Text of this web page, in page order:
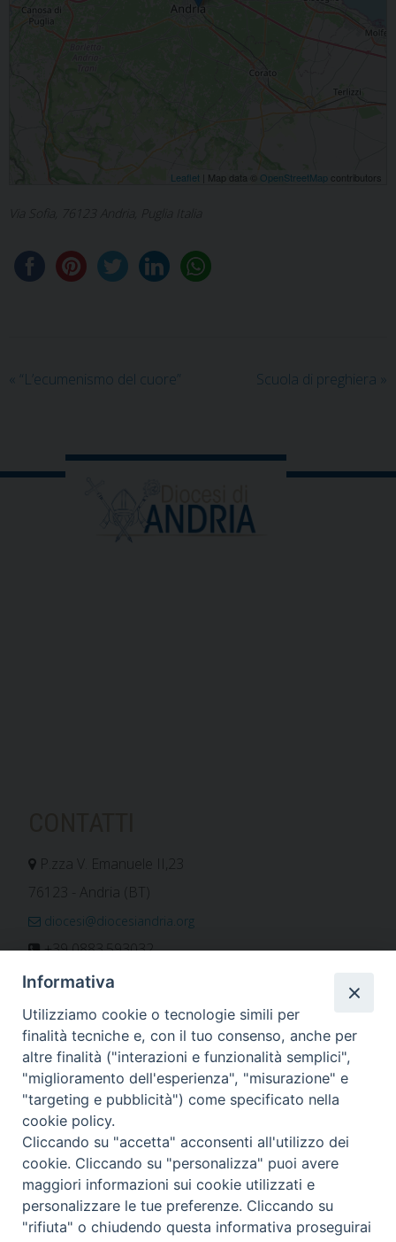
Leaflet | Map data © OpenStreetMap contributors
Via Sofia, 76123 Andria, Puglia Italia
« “L’ecumenismo del cuore” Scuola di preghiera »
P.zza V. Emanuele II,23
76123 - Andria (BT)
diocesi@diocesiandria.org
+39 0883.593032
+39 0883.592596
ORARIO E CALENDARI
Orari uffici
Calendario diocesano
Orario messe
Per invio di comunicati, notizie e segnalazioni scrivere a:
stampa@diocesiandria.org
Informativa
Utilizziamo cookie o tecnologie simili per
finalità tecniche e, con il tuo consenso, anche per
altre finalità ("interazioni e funzionalità semplici",
"miglioramento dell'esperienza", "misurazione" e
"targeting e pubblicità") come specificato nella
cookie policy.
Cliccando su "accetta" acconsenti all'utilizzo dei
cookie. Cliccando su "personalizza" puoi avere
maggiori informazioni sui cookie utilizzati e
personalizzare le tue preferenze. Cliccando su
"rifiuta" o chiudendo questa informativa proseguirai